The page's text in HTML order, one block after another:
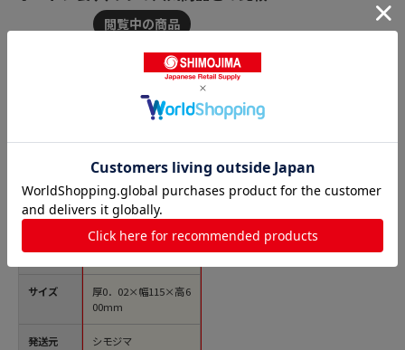
込)
サイズ
発送元
HEIKO ポリ袋 ボード
ンパック 穴ありタイ
プ 厚み0.02mm No.1
1.5-60 100枚/袋
￥838
厚0．02×幅115×高6
00mm
シモジマ